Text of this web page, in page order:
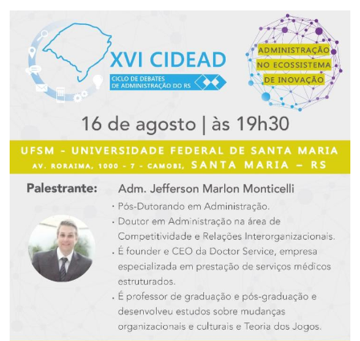
Ministério da Ciência, Tecnologia, Inovações e Comunicações
Ministério do Meio Ambiente
Ministério do Turismo
Ministério do Desenvolvimento Regional
Controladoria-Geral da União
Ministério da Mulher, da Família e dos Direitos Humanos
Secretaria-Geral